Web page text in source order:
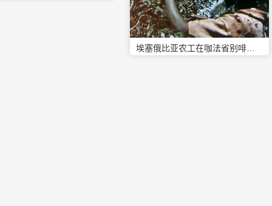
埃塞俄比亚农工在咖法省别啡种植园摘咖啡豆